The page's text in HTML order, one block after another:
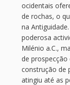
ocidentais
de rochas, o
na
poderosa
Milénio a.C.,
de
construção de
atingiu até as